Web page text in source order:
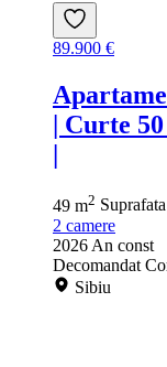
89.900 €
| Curte
|
49 m2 Suprafata
2 camere
2026 An const
Decomandat
Sibiu